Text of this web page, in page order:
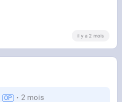
il y a 2 mois
2 mois